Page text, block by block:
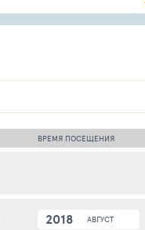
ВРЕМЯ ПОСЕЩЕНИЯ
2018 АВГУСТ